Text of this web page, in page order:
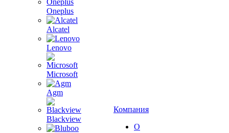
Oneplus
Alcatel
Lenovo
Microsoft
Agm
Blackview
Компания
О